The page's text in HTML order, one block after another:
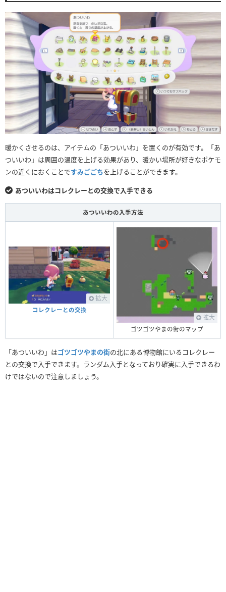
暖かくさせるのは、アイテムの「あついいわ」を置くのが有効です。「あ
ついいわ」は周囲の温度を上げる効果があり、暖かい場所が好きなポケモ
ンの近くにおくことですみごごちを上げることができます。
あついいわはコレクレーとの交換で入手できる
あついいわの入手方法
拡大
コレクレーとの交換
拡大
ゴツゴツやまの街のマップ
「あついいわ」はゴツゴツやまの街の北にある博物館にいるコレクレー
との交換で入手できます。ランダム入手となっており確実に入手できるわ
けではないので注意しましょう。